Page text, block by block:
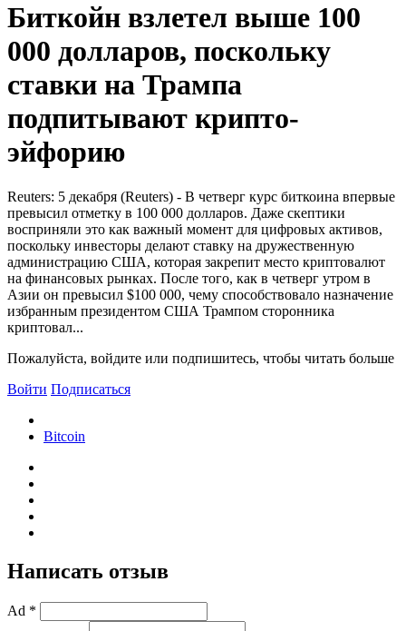
Биткойн взлетел выше 100
000 долларов, поскольку
ставки на Трампа
подпитывают крипто-
эйфорию
Reuters: 5 декабря (Reuters) - В четверг курс биткоина впервые
превысил отметку в 100 000 долларов. Даже скептики
восприняли это как важный момент для цифровых активов,
поскольку инвесторы делают ставку на дружественную
администрацию США, которая закрепит место криптовалют
на финансовых рынках. После того, как в четверг утром в
Азии он превысил $100 000, чему способствовало назначение
избранным президентом США Трампом сторонника
криптовал...
Пожалуйста, войдите или подпишитесь, чтобы читать больше
Войти Подписаться
Bitcoin
Написать отзыв
Ad *